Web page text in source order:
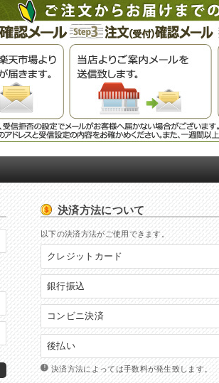
決済方法について
以下の決済方法がご使用できます。
クレジットカード
銀行振込
コンビニ決済
後払い
決済方法によっては手数料が発生致します。